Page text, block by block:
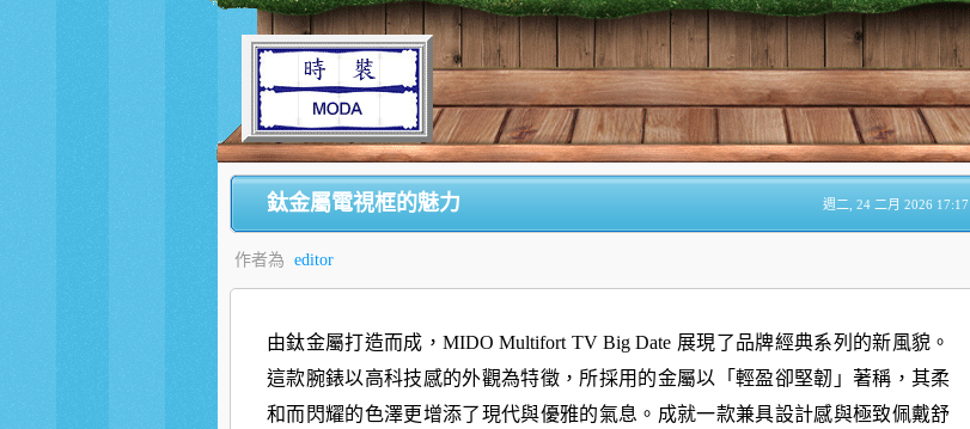
週二, 24 二月 2026 17:17
鈦金屬電視框的魅力
作者為 editor
由鈦金屬打造而成，MIDO Multifort TV Big Date 展現了品牌經典系列的新風貌。
這款腕錶以高科技感的外觀為特徵，所採用的金屬以「輕盈卻堅韌」著稱，其柔
和而閃耀的色澤更增添了現代與優雅的氣息。成就一款兼具設計感與極致佩戴舒